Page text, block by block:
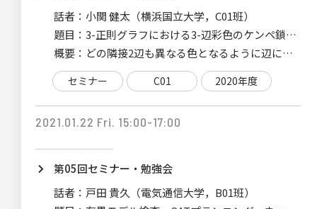
話者：小関 健太（横浜国立大学，C01班）
題目：3-正則グラフにおける3-辺彩色のケンペ鎖によ
概要： どの隣接2辺も異なる色となるように辺に色を
セミナー C01 2020年度
2021.01.22 Fri. 15:00-17:00
第05回セミナー・勉強会
話者： 戸田 貴久（電気通信大学，B01班）